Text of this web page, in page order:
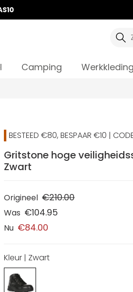
Camping Werkkleding
BESTEED €80, BESPAAR €10 |
Gritstone hoge
Zwart
Origineel €210.00
Was €104.95
Nu €84.00
Kleur | Zwart